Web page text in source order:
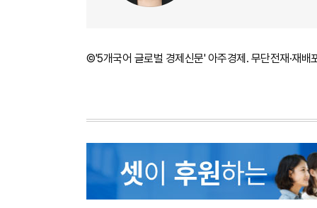
©'5개국어 글로벌 경제신문' 아주경제. 무단전재·재배